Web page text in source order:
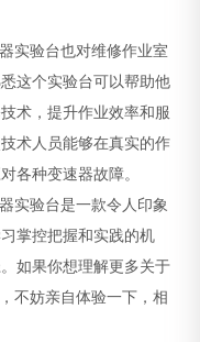
验台也对维修作业室
这个实验台可以帮助他
术，提升作业效率和服
术人员能够在真实的作
各种变速器故障。
验台是一款令人印象
掌控把握和实践的机
如果你想理解更多关于
不妨亲自体验一下，相